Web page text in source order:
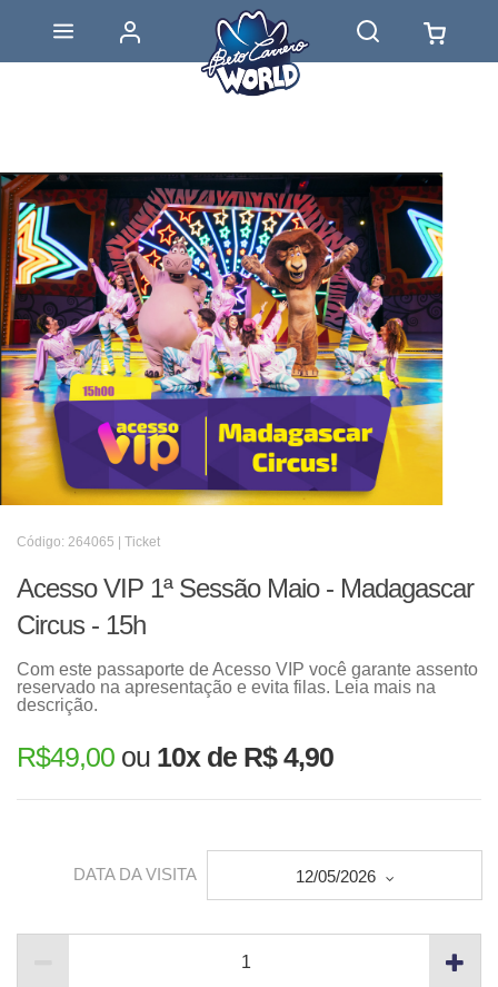
Código: 264065 | Ticket
Acesso VIP 1ª Sessão Maio - Madagascar
Circus - 15h
Com este passaporte de Acesso VIP você garante assento
reservado na apresentação e evita filas. Leia mais na
descrição.
R$49,00 ou 10x de R$ 4,90
DATA DA VISITA 12/05/2026